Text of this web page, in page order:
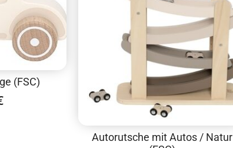
(FSC)
Autorutsche mit Autos / Natur